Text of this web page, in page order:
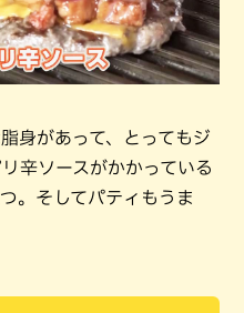
身があって、とってもジ
辛ソースがかかっている
。そしてパティもうま